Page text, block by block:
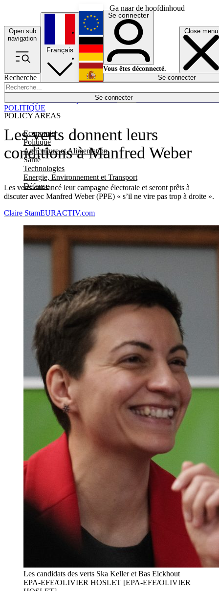
Ga naar de hoofdinhoud
Open sub
navigation
Close menu
Recherche
Se connecter
POLICY AREAS
Economie
Politique
Agriculture et Alimentation
Santé
Technologies
Energie, Environnement et Transport
Défense
Économie
Français
English
Deutsch
Español
Se connecter
Vous êtes déconnecté.
Se connecter
Les verts donnent leurs
conditions à Manfred Weber
Les verts ont lancé leur campagne électorale et seront prêts à
discuter avec Manfred Weber (PPE) « s’il ne vire pas trop à droite ».
POLITIQUE
Claire StamEURACTIV.com
Les candidats des verts Ska Keller et Bas Eickhout
EPA-EFE/OLIVIER HOSLET [EPA-EFE/OLIVIER